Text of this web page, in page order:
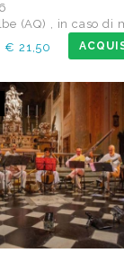
Teatro dei Marsi Avezzano AQ - Anfiteatro Romano
€ 21,50